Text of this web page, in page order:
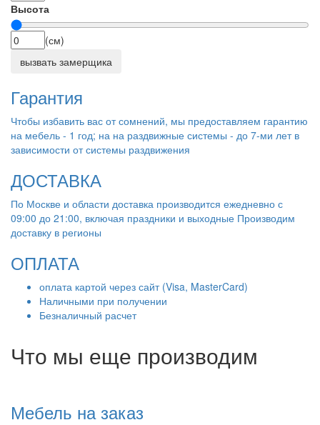
Высота
(см)
вызвать замерщика
Гарантия
Чтобы избавить вас от сомнений, мы предоставляем гарантию
на мебель - 1 год; на на раздвижные системы - до 7-ми лет в
зависимости от системы раздвижения
ДОСТАВКА
По Москве и области доставка производится ежедневно с
09:00 до 21:00, включая праздники и выходные Производим
доставку в регионы
ОПЛАТА
оплата картой через сайт (Visa, MasterCard)
Наличными при получении
Безналичный расчет
Что мы еще производим
Мебель на заказ